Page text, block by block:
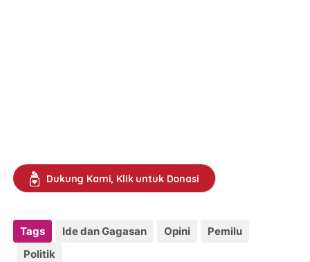
Dukung Kami, Klik untuk Donasi
Tags Ide dan Gagasan Opini
Pemilu
Politik